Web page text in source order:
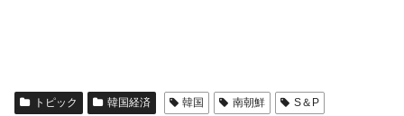
トピック 韓国経済 韓国 南朝鮮
S＆P